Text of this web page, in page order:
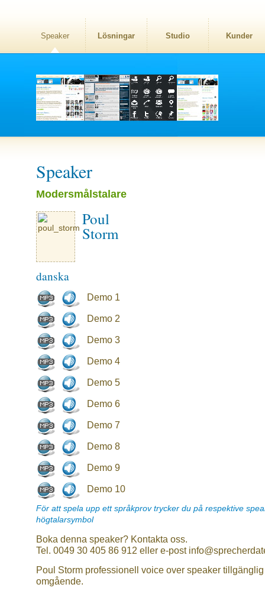
Speaker Lösningar Studio Kunder
Speaker
Modersmålstalare
Poul
Storm
danska
Demo 1
Demo 2
Demo 3
Demo 4
Demo 5
Demo 6
Demo 7
Demo 8
Demo 9
Demo 10
För att spela upp ett språkprov trycker du på respektive
högtalarsymbol
Boka denna speaker? Kontakta oss.
Tel. 0049 30 405 86 912 eller e-post
Poul Storm professionell voice over speaker tillgänglig
omgående.